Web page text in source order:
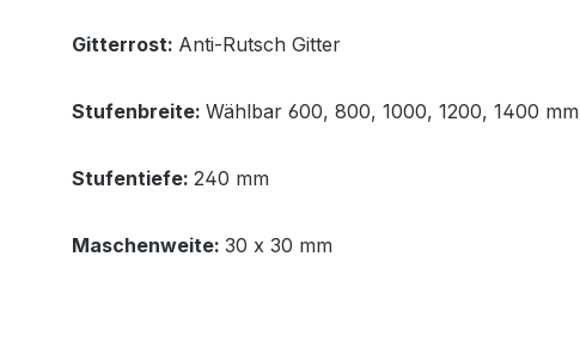
Gitterrost: Anti-Rutsch Gitter
Stufenbreite: Wählbar 600, 800, 1000, 1200, 1400 mm
Stufentiefe: 240 mm
Maschenweite: 30 x 30 mm